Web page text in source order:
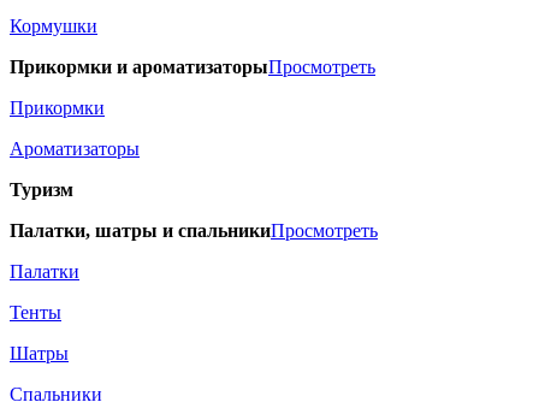
Кормушки
Прикормки и ароматизаторыПросмотреть
Прикормки
Ароматизаторы
Туризм
Палатки, шатры и спальникиПросмотреть
Палатки
Тенты
Шатры
Спальники